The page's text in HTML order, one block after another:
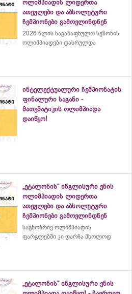
ოლიმპიადის ლიდერთა
ათეულები და აბსოლუტური
ჩემპიონები გამოვლინდნენ
2026 წლის საგაზაფხულო სეზონის
ოლიმპიადები დასრულდა
ინტელექტუალური ჩემპიონატის
ფინალური საგანი -
მათემატიკის ოლიმპიადა
დაიწყო!
„ეტალონის“ ინგლისური ენის
ოლიმპიადის ლიდერთა
ათეულები და აბსოლუტური
ჩემპიონები გამოვლინდნენ
საგნობრივ ოლიმპიადის
ფარგლებში კი დარჩა მხოლოდ
„ეტალონის“ ინგლისური ენის